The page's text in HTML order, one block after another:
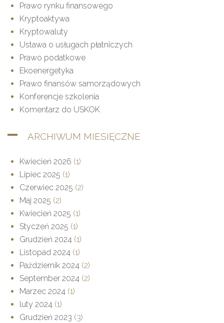
Prawo rynku finansowego
Kryptoaktywa
Kryptowaluty
Ustawa o usługach płatniczych
Prawo podatkowe
Ekoenergetyka
Prawo finansów samorządowych
Konferencje szkolenia
Komentarz do USKOK
ARCHIWUM MIESIĘCZNE
Kwiecień 2026 (1)
Lipiec 2025 (1)
Czerwiec 2025 (2)
Maj 2025 (2)
Kwiecień 2025 (1)
Styczeń 2025 (1)
Grudzień 2024 (1)
Listopad 2024 (1)
Październik 2024 (2)
September 2024 (2)
Marzec 2024 (1)
luty 2024 (1)
Grudzień 2023 (3)